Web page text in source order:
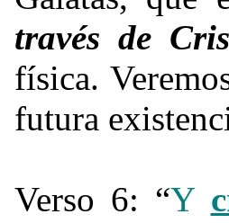
través de
física.
futura
Verso 6: “Y